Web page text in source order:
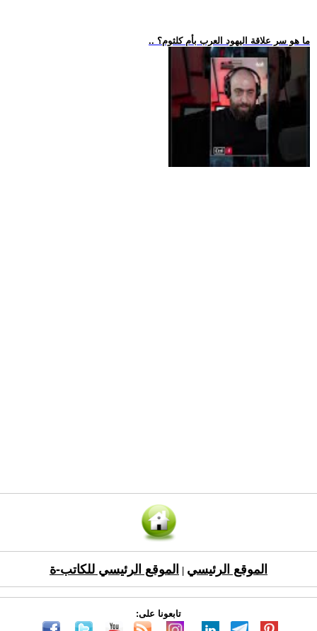
.. ما هو سر علاقة اليهود العرب بأم كلثوم؟
الموقع الرئيسي الموقع الرئيسي للكاتب-ة
تابعونا على: